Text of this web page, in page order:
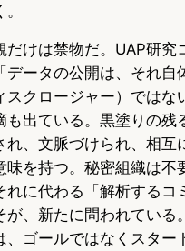
だけは禁物だ。UAP研究
データの公開は、それ自
スクロージャー）ではな
も出ている。黒塗りの残
れ、文脈づけられ、相互
味を持つ。秘密組織は不
れに代わる「解析するコ
が、新たに問われている
、ゴールではなくスター